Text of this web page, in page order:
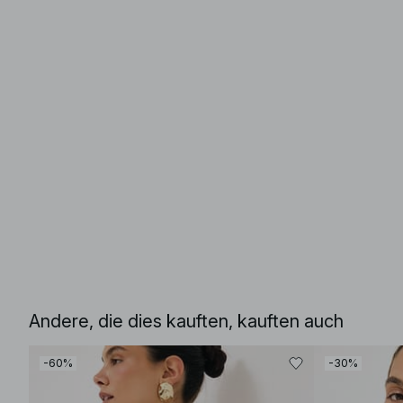
Andere, die dies kauften, kauften auch
-60% -30%